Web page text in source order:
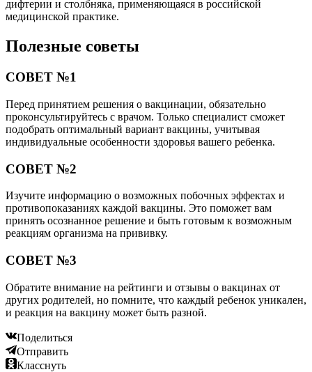
дифтерии и столбняка, применяющаяся в российской
медицинской практике.
Полезные советы
СОВЕТ №1
Перед принятием решения о вакцинации, обязательно
проконсультируйтесь с врачом. Только специалист сможет
подобрать оптимальный вариант вакцины, учитывая
индивидуальные особенности здоровья вашего ребенка.
СОВЕТ №2
Изучите информацию о возможных побочных эффектах и
противопоказаниях каждой вакцины. Это поможет вам
принять осознанное решение и быть готовым к возможным
реакциям организма на прививку.
СОВЕТ №3
Обратите внимание на рейтинги и отзывы о вакцинах от
других родителей, но помните, что каждый ребенок уникален,
и реакция на вакцину может быть разной.
Поделиться
Отправить
Класснуть